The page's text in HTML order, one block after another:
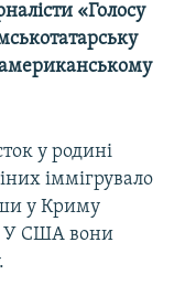
«Голосу
у родині
іммігрувало
у Криму
У США вони